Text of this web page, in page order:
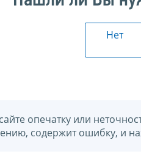
Нет
опечатку или
содержит ошибку, и